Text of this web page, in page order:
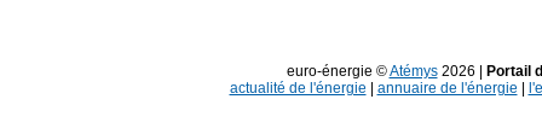
euro-énergie ©Atémys2026 |
Portail
actualité de l'énergie
annuaire de l'énergie